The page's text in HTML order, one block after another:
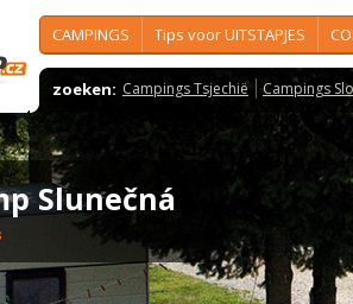
CAMPINGS Tips voor UITSTAPJES
zoeken: Campings Tsjechië Campings
Slunečná